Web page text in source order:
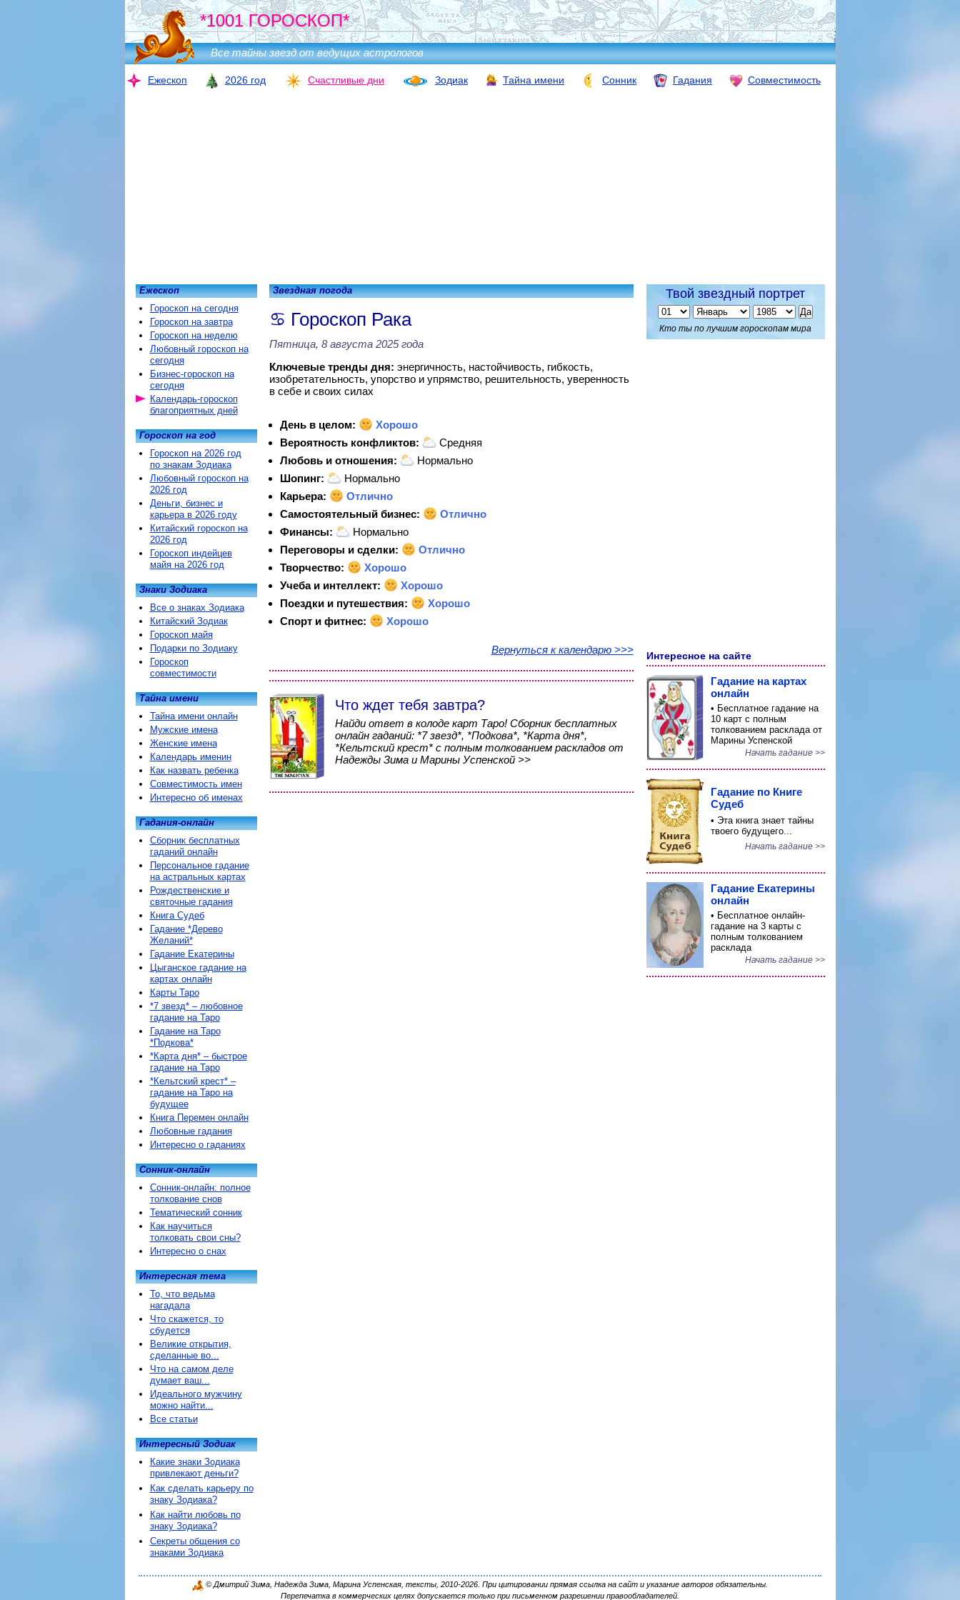
*1001 ГОРОСКОП*
Все тайны звезд от ведущих астрологов
Ежескоп 2026 год Счастливые дни Зодиак Тайна имени Сонник Гадания Совместимость
Звездная погода
Гороскоп Рака
Пятница, 8 августа 2025 года
Ключевые тренды дня: энергичность, настойчивость, гибкость,
изобретательность, упорство и упрямство, решительность, уверенность
в себе и своих силах
День в целом:
Хорошо
Вероятность конфликтов:
Средняя
Любовь и отношения:
Нормально
Шопинг:
Нормально
Карьера:
Отлично
Самостоятельный бизнес:
Отлично
Финансы:
Нормально
Переговоры и сделки:
Отлично
Творчество:
Хорошо
Учеба и интеллект:
Хорошо
Поездки и путешествия:
Хорошо
Спорт и фитнес:
Хорошо
Вернуться к календарю >>>
Что ждет тебя завтра?
Найди ответ в колоде карт Таро! Сборник бесплатных
онлайн гаданий: *7 звезд*, *Подкова*, *Карта дня*,
*Кельтский крест* с полным толкованием раскладов от
Надежды Зима и Марины Успенской >>
Ежескоп
Гороскоп на сегодня
Гороскоп на завтра
Гороскоп на неделю
Любовный гороскоп на
сегодня
Бизнес-гороскоп на
сегодня
Календарь-гороскоп
благоприятных дней
Гороскоп на год
Гороскоп на 2026 год
по знакам Зодиака
Любовный гороскоп на
2026 год
Деньги, бизнес и
карьера в 2026 году
Китайский гороскоп на
2026 год
Гороскоп индейцев
майя на 2026 год
Знаки Зодиака
Все о знаках Зодиака
Китайский Зодиак
Гороскоп майя
Подарки по Зодиаку
Гороскоп
совместимости
Тайна имени
Тайна имени онлайн
Мужские имена
Женские имена
Календарь именин
Как назвать ребенка
Совместимость имен
Интересно об именах
Гадания-онлайн
Сборник бесплатных
гаданий онлайн
Персональное гадание
на астральных картах
Рождественские и
святочные гадания
Книга Судеб
Гадание *Дерево
Желаний*
Гадание Екатерины
Цыганское гадание на
картах онлайн
Карты Таро
*7 звезд* – любовное
гадание на Таро
Гадание на Таро
*Подкова*
*Карта дня* – быстрое
гадание на Таро
*Кельтский крест* –
гадание на Таро на
будущее
Книга Перемен онлайн
Любовные гадания
Интересно о гаданиях
Сонник-онлайн
Сонник-онлайн: полное
толкование снов
Тематический сонник
Как научиться
толковать свои сны?
Интересно о снах
Интересная тема
То, что ведьма
нагадала
Что скажется, то
сбудется
Великие открытия,
сделанные во...
Что на самом деле
думает ваш...
Идеального мужчину
можно найти...
Все статьи
Интересный Зодиак
Какие знаки Зодиака
привлекают деньги?
Как сделать карьеру по
знаку Зодиака?
Как найти любовь по
знаку Зодиака?
Секреты общения со
знаками Зодиака
Твой звездный портрет
Кто ты по лучшим гороскопам мира
Интересное на сайте
Гадание на картах
онлайн
• Бесплатное гадание на
10 карт с полным
толкованием расклада от
Марины Успенской
Начать гадание >>
Гадание по Книге
Судеб
• Эта книга знает тайны
твоего будущего...
Начать гадание >>
Гадание Екатерины
онлайн
• Бесплатное онлайн-
гадание на 3 карты с
полным толкованием
расклада
Начать гадание >>
© Дмитрий Зима, Надежда Зима, Марина Успенская, тексты, 2010-2026. При цитировании прямая ссылка на сайт и указание авторов обязательны.
Перепечатка в коммерческих целях допускается только при письменном разрешении правообладателей.